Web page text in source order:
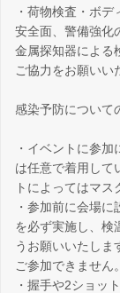
・荷物検査・ボ
安全面、警備強化
金属探知器による
ご協力をお願いい
感染予防について
・イベントに参
は任意で着用して
トによってはマ
・参加前に会場
を必ず実施し、検
うお願いいたし
ご参加できません。
・握手や2ショッ